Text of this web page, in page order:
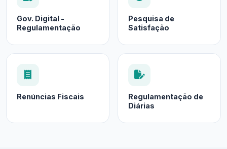
Gov. Digital -
Regulamentação
Pesquisa de
Satisfação
Renúncias Fiscais
Regulamentação de
Diárias